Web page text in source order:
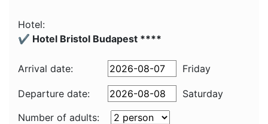
Hotel:
✔️ Hotel Bristol Budapest ****
Arrival date: Friday
Departure date:
Saturday
Number of adults: